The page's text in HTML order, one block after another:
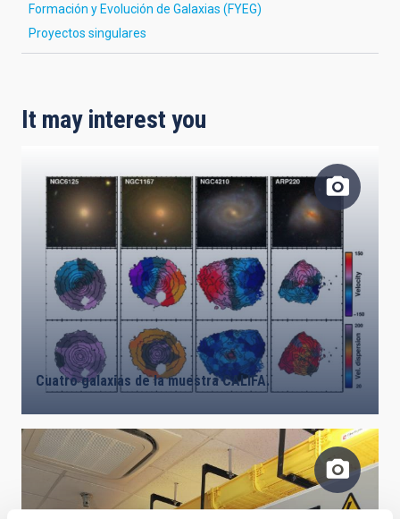
Formación y Evolución de Galaxias (FYEG)
Proyectos singulares
It may interest you
Cuatro galaxias de la muestra CALIFA.